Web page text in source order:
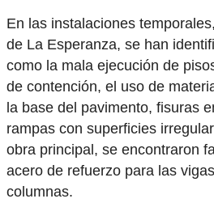
En las instalaciones
de La Esperanza, se han
como la mala ejecución de
de contención, el uso de
la base del pavimento, fisuras
rampas con superficies
obra principal, se encontraron
acero de refuerzo para las
columnas.